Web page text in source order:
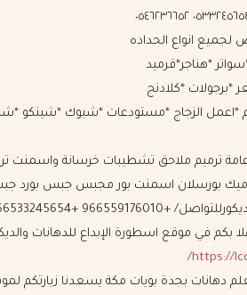
انواع الحداده
*هناجر*قرميد
*برجولات *كلادنج
*اعمل الزجاج *مستودعات *شبوك *شينكو
ترميم ملاحق تشطيبات خرسانة واسمنت
بورسلان اسمنت بور مجبس جبس بورد
+966559176010 +966533245654
بكم في موقع اسطورة الإبداع للدهانات
https://
دهانات بجدة بويات مكة يسعدنا زيارتكم